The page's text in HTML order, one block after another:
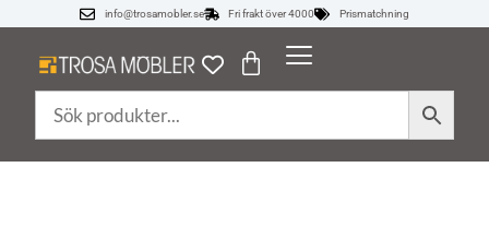
info@trosamobler.se Fri frakt över 4000 Prismatchning